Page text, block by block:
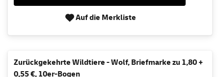
Auf die Merkliste
Zurückgekehrte Wildtiere - Wolf, Briefmarke zu 1,80 +
0,55 €, 10er-Bogen